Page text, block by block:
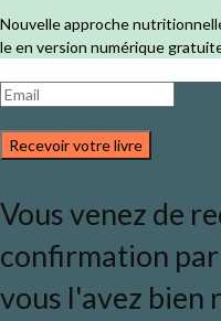
Nouvelle approche
le en version numérique
Recevoir votre livre
Vous venez de
confirmation
vous l'avez bien